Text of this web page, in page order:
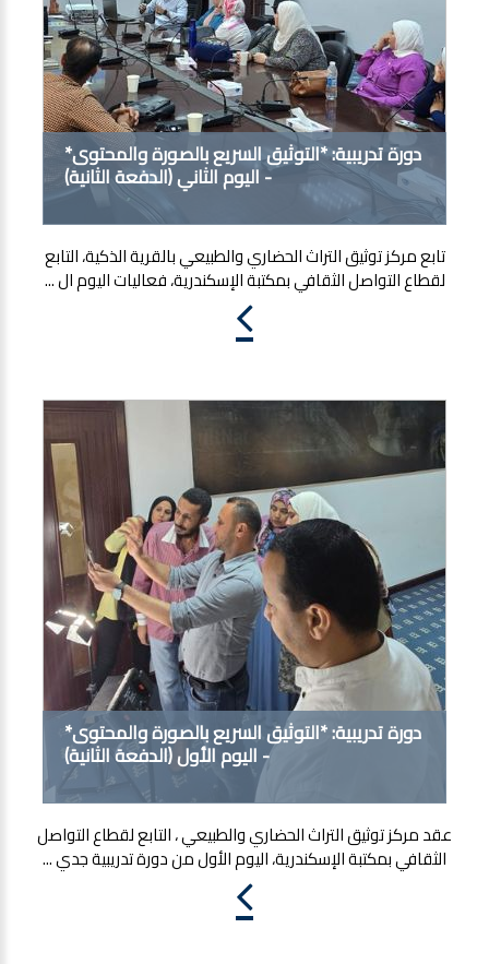
دورة تدريبية: *التوثيق السريع بالصورة والمحتوى*
- اليوم الثاني (الدفعة الثانية)
تابع مركز توثيق التراث الحضاري والطبيعي بالقرية الذكية، التابع
لقطاع التواصل الثقافي بمكتبة الإسكندرية، فعاليات اليوم ال ...
دورة تدريبية: *التوثيق السريع بالصورة والمحتوى*
- اليوم الأول (الدفعة الثانية)
عقد مركز توثيق التراث الحضاري والطبيعي ، التابع لقطاع التواصل
الثقافي بمكتبة الإسكندرية، اليوم الأول من دورة تدريبية جدي ...